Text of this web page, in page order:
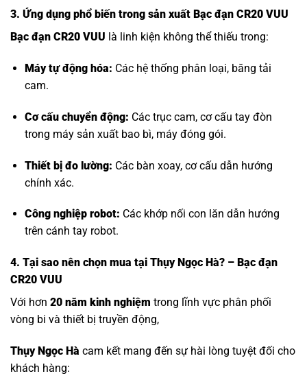
3. Ứng dụng phổ biến trong sản xuất Bạc đạn CR20 VUU
Bạc đạn CR20 VUU là linh kiện không thể thiếu trong:
Máy tự động hóa: Các hệ thống phân loại, băng tải
cam.
Cơ cấu chuyển động: Các trục cam, cơ cấu tay đòn
trong máy sản xuất bao bì, máy đóng gói.
Thiết bị đo lường: Các bàn xoay, cơ cấu dẫn hướng
chính xác.
Công nghiệp robot: Các khớp nối con lăn dẫn hướng
trên cánh tay robot.
4. Tại sao nên chọn mua tại Thụy Ngọc Hà? – Bạc đạn
CR20 VUU
Với hơn 20 năm kinh nghiệm trong lĩnh vực phân phối
vòng bi và thiết bị truyền động,
Thụy Ngọc Hà cam kết mang đến sự hài lòng tuyệt đối cho
khách hàng: